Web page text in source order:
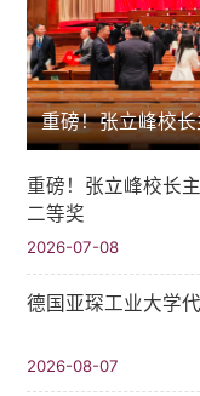
重磅！张立峰校长
二等奖
2026-07-08
德国亚琛工业大学
2026-08-07